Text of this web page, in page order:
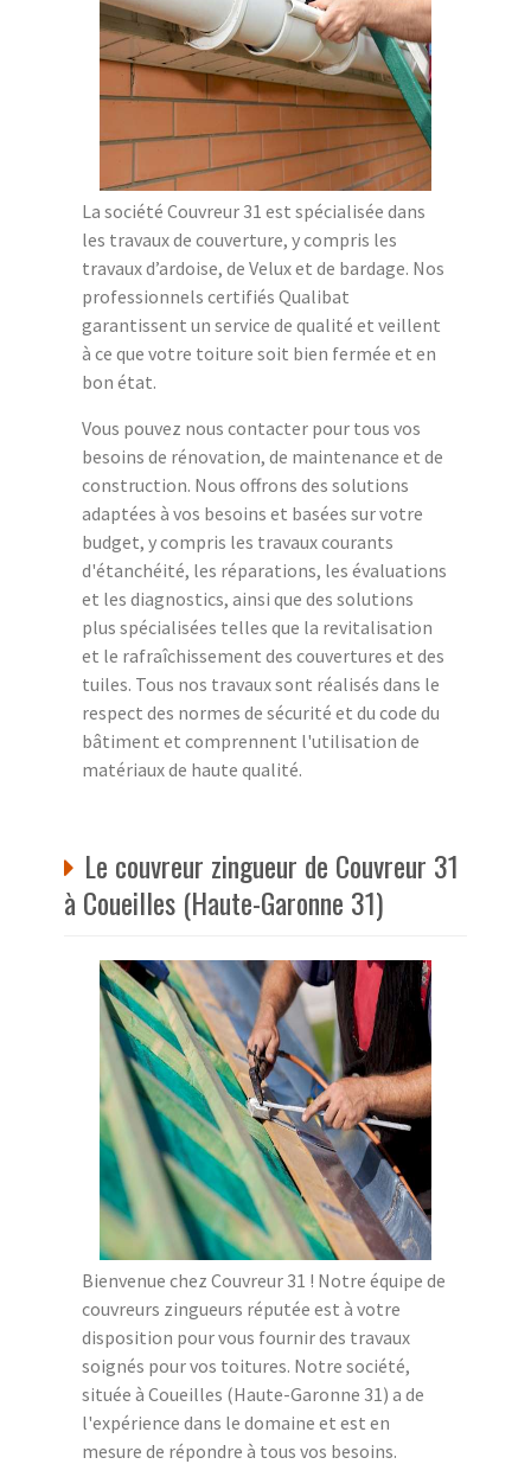
La société Couvreur 31 est spécialisée dans
les travaux de couverture, y compris les
travaux d’ardoise, de Velux et de bardage. Nos
professionnels certifiés Qualibat
garantissent un service de qualité et veillent
à ce que votre toiture soit bien fermée et en
bon état.
Vous pouvez nous contacter pour tous vos
besoins de rénovation, de maintenance et de
construction. Nous offrons des solutions
adaptées à vos besoins et basées sur votre
budget, y compris les travaux courants
d'étanchéité, les réparations, les évaluations
et les diagnostics, ainsi que des solutions
plus spécialisées telles que la revitalisation
et le rafraîchissement des couvertures et des
tuiles. Tous nos travaux sont réalisés dans le
respect des normes de sécurité et du code du
bâtiment et comprennent l'utilisation de
matériaux de haute qualité.
Le couvreur zingueur de Couvreur 31
à Coueilles (Haute-Garonne 31)
Bienvenue chez Couvreur 31 ! Notre équipe de
couvreurs zingueurs réputée est à votre
disposition pour vous fournir des travaux
soignés pour vos toitures. Notre société,
située à Coueilles (Haute-Garonne 31) a de
l'expérience dans le domaine et est en
mesure de répondre à tous vos besoins.